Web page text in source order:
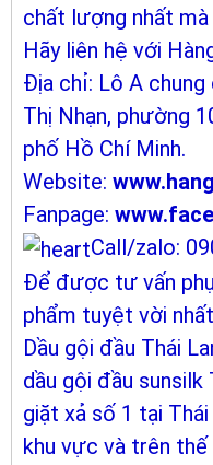
chất lượng nhất mà
Hãy liên hệ với
Địa chỉ: Lô A
Thị Nhạn, phường
phố Hồ Chí Minh.
Website:
Fanpage:
Call/zalo:
Để được tư vấn
phẩm tuyệt vời
Dầu gội đầu Thái
dầu gội đầu
giặt xả số 1 tại
khu vực và trên thế